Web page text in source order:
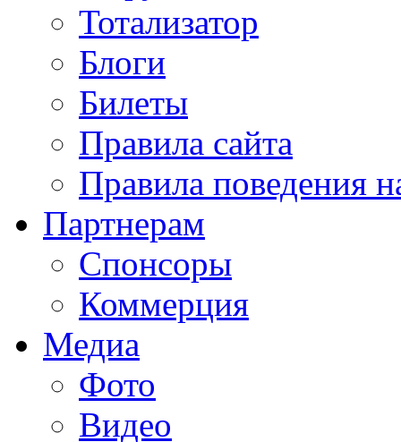
Тотализатор
Блоги
Билеты
Правила сайта
Правила поведения
Партнерам
Спонсоры
Коммерция
Медиа
Фото
Видео